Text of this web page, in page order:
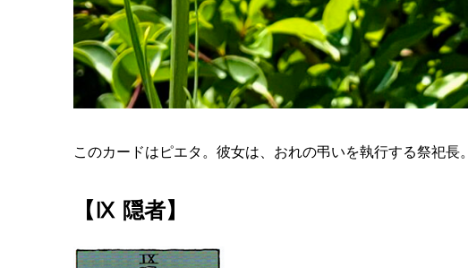
このカードはピエタ。彼女は、おれの弔いを執行する祭祀長。
【Ⅸ 隠者】